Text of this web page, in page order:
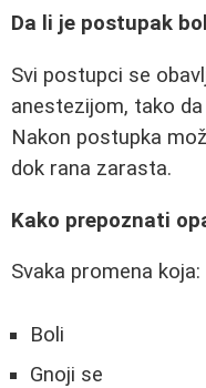
Da li je postupak
Svi postupci se
anestezijom, tako
Nakon postupka
dok rana zarasta.
Kako prepoznati
Svaka promena koja:
Boli
Gnoji se